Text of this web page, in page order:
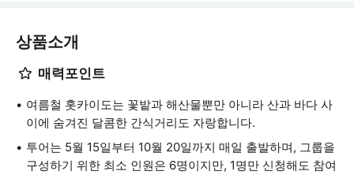
상품소개
매력포인트
여름철 홋카이도는 꽃밭과 해산물뿐만 아니라 산과 바다 사
이에 숨겨진 달콤한 간식거리도 자랑합니다.
투어는 5월 15일부터 10월 20일까지 매일 출발하며, 그룹을
구성하기 위한 최소 인원은 6명이지만, 1명만 신청해도 참여